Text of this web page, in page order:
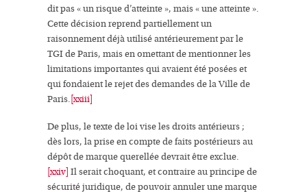
dit pas «un risque d’atteinte», mais «une atteinte».
Cette décision reprend partiellement un
raisonnement déjà utilisé antérieurement par le
TGI de Paris, mais en omettant de mentionner les
limitations importantes qui avaient été posées et
qui fondaient le rejet des demandes de la Ville de
Paris.[xxiii]
De plus, le texte de loi viseles droits antérieurs ;
dès lors, la prise en compte de faits postérieurs au
dépôt de marque querellée devrait être exclue.
[xxiv] Il serait choquant, et contraire auprincipe de
sécurité juridique, de pouvoir annuler une marque